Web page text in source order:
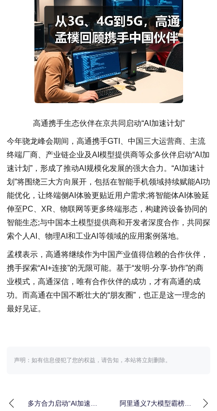
高通携手生态伙伴在京共同启动“AI加速计划”
今年骁龙峰会期间，高通携手GTI、中国三大运营商、主流
终端厂商、产业链企业及AI模型提供商等众多伙伴启动“AI加
速计划”，形成了推动AI规模化发展的强大合力。“AI加速计
划”将围绕三大方向展开，包括在智能手机领域持续赋能AI功
能优化，让终端侧AI体验更贴近用户需求;将智能体AI体验延
伸至PC、XR、物联网等更多终端形态，构建跨设备协同的
智能生态;与中国本土模型提供商和开发者深度合作，共同探
索个人AI、物理AI和工业AI等领域的应用案例落地。
孟樸表示，高通将继续作为中国产业值得信赖的合作伙伴，
携手探索“AI+连接”的无限可能。基于“发明-分享-协作”的商
业模式，高通深信，唯有合作伙伴的成功，才有高通的成
功。而高通在中国不断壮大的“朋友圈”，也正是这一理念的
最好见证。
声明：如有信息侵犯了您的权益，请告知，本站将立刻删除。
多方合力启动“AI加速计
阿里通义7大模型霸榜全